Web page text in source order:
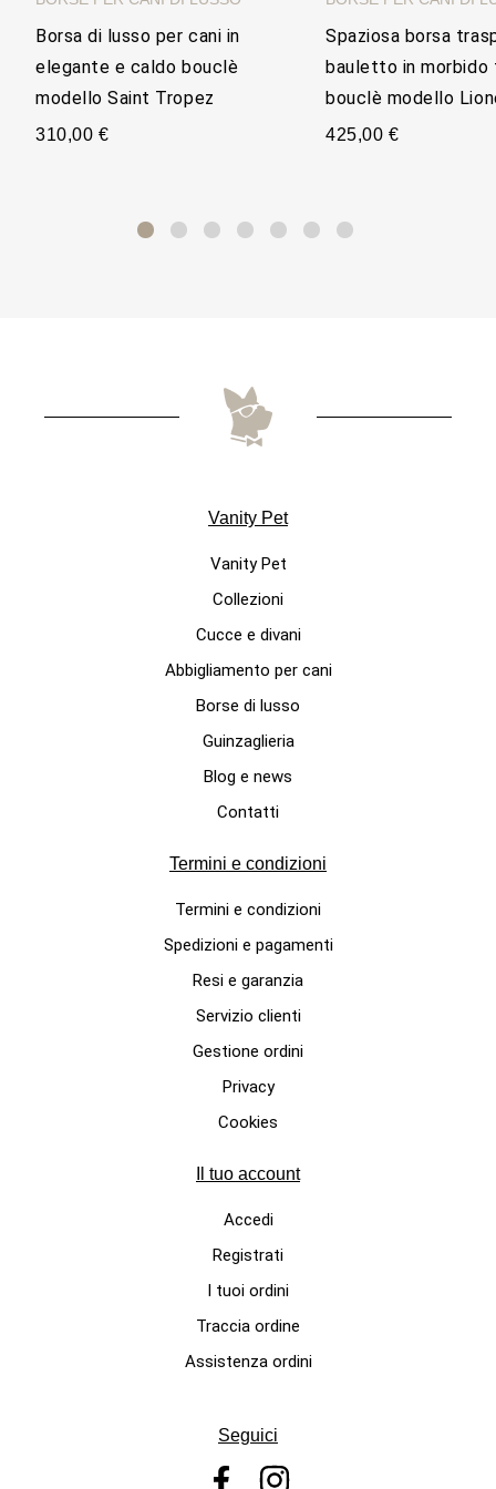
Borsa di lusso per cani in
elegante e caldo bouclè
modello Saint Tropez
310,00 €
Spaziosa borsa
bauletto in
bouclè modello
425,00 €
Vanity Pet
Vanity Pet
Collezioni
Cucce e divani
Abbigliamento per cani
Borse di lusso
Guinzaglieria
Blog e news
Contatti
Termini e condizioni
Termini e condizioni
Spedizioni e pagamenti
Resi e garanzia
Servizio clienti
Gestione ordini
Privacy
Cookies
Il tuo account
Accedi
Registrati
I tuoi ordini
Traccia ordine
Assistenza ordini
Seguici